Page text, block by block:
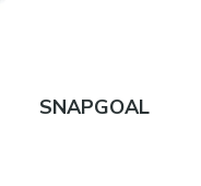
SNAPGOAL